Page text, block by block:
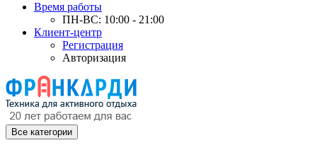
Время работы
ПН-ВС: 10:00 - 21:00
Клиент-центр
Регистрация
Авторизация
Все категории